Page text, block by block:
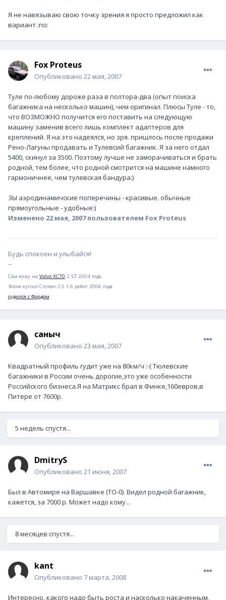
Я не навязываю свою точку зрения я просто предложил как
вариант :no:
Fox Proteus
Опубликовано 22 мая, 2007
Туле по-любому дороже раза в полтора-два (опыт поиска
багажника на несколько машин), чем оригинал. Плюсы Туле - то,
что ВОЗМОЖНО получится его поставить на следующую
машину заменив всего лишь комплект адаптеров для
креплений. Я на это надеялся, но зря. пришлось после продажи
Рено-Лагуны продавать и Тулевсий багажник. Я за него отдал
5400, скинул за 3500. Поэтому лучше не заморачиваться и брать
родной, тем более, что родной смотрится на машине намного
гармоничнее, чем тулевская бандура:)
ЗЫ аэродинамичские поперечины - красивые. обычные
прямоугольные - удобные:)
Изменено 22 мая, 2007пользователем Fox Proteus
Будь спокоен и улыбайся!
--
Сам езжу на Volvo XC70 2.5T 2004 года
Жене купил Citroen С3 1,6 робот 2006 года
судился с Фордом
саныч
Опубликовано 23 мая, 2007
Квадратный профиль гудит уже на 80км/ч :-( Тюлевские
багажники в России очень дорогие,это уже особенности
Российского бизнеса.Я на Матрикс брал в Финке,160евров,в
Питере от 7600р.
5 недель спустя...
DmitryS
Опубликовано 21 июня, 2007
Был в Автомире на Варшавке (ТО-0). Видел родной багажник,
кажется, за 7000 р. Может надо кому...
8 месяцев спустя...
kant
Опубликовано 7 марта, 2008
Интересно, какого надо быть роста и насколько накаченным,